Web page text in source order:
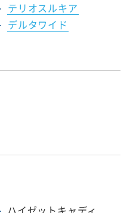
テリオスルキア
デルタワイド
ハイゼットキャディ